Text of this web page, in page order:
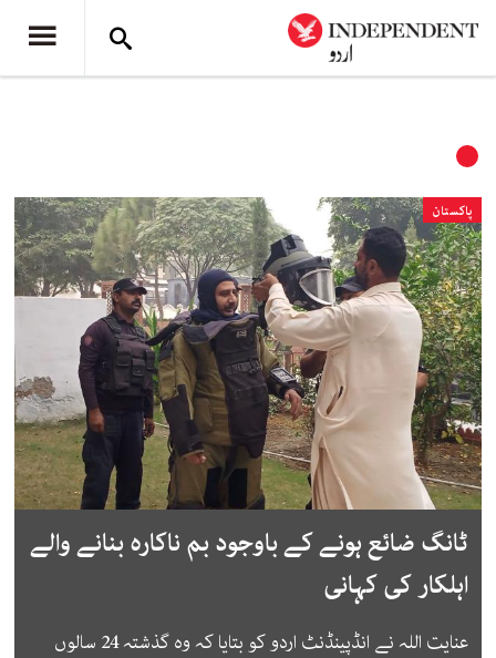
پاکستان
ٹانگ ضائع ہونے کے باوجود بم ناکارہ بنانے والے
اہلکار کی کہانی
عنایت اللہ نے انڈپینڈنٹ اردو کو بتایا کہ وہ گذشتہ 24 سالوں